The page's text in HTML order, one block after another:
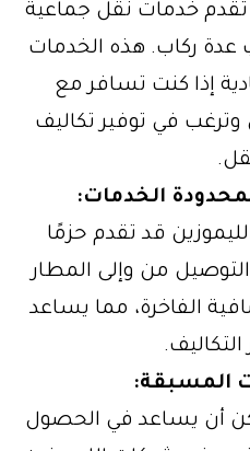
خدمات نقل جماعية
عدة ركاب. هذه الخدمات
إذا كنت تسافر مع
في توفير تكاليف
قد تقدم حزمًا
من وإلى المطار
الفاخرة، مما يساعد
أن يساعد في الحصول